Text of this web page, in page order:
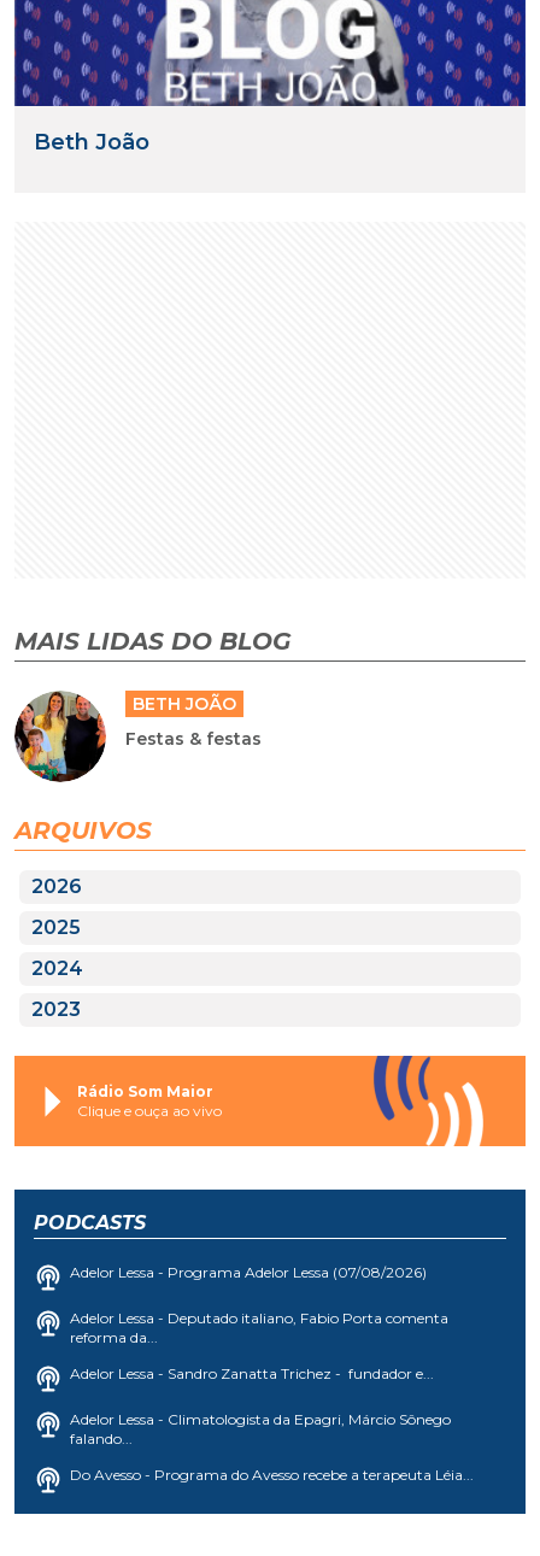
Beth João
MAIS LIDAS DO BLOG
BETH JOÃO
Festas & festas
ARQUIVOS
2026
2025
2024
2023
Rádio Som Maior
Clique e ouça ao vivo
PODCASTS
Adelor Lessa - Programa Adelor Lessa (07/08/2026)
Adelor Lessa - Deputado italiano, Fabio Porta comenta
reforma da...
Adelor Lessa - Sandro Zanatta Trichez - fundador e...
Adelor Lessa - Climatologista da Epagri, Márcio Sônego
falando...
Do Avesso - Programa do Avesso recebe a terapeuta Léia...